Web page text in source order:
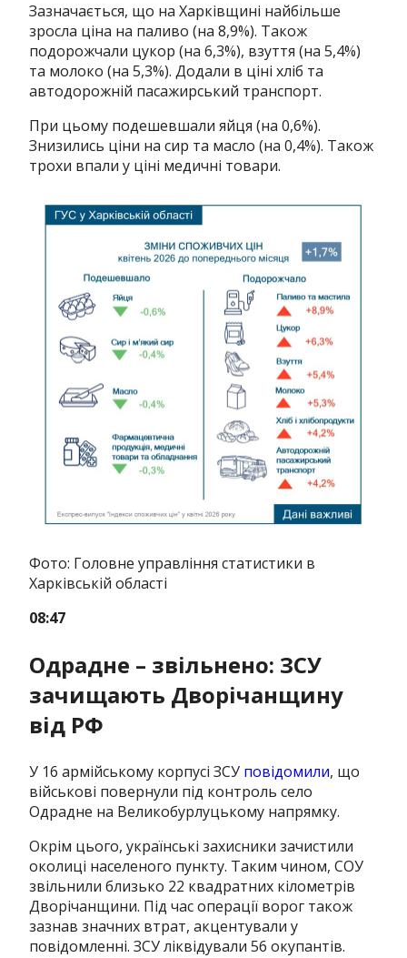
Зазначається, що на Харківщині найбільше
зросла ціна на паливо (на 8,9%). Також
подорожчали цукор (на 6,3%), взуття (на 5,4%)
та молоко (на 5,3%). Додали в ціні хліб та
автодорожній пасажирський транспорт.
При цьому подешевшали яйця (на 0,6%).
Знизились ціни на сир та масло (на 0,4%). Також
трохи впали у ціні медичні товари.
Фото: Головне управління статистики в
Харківській області
08:47
Одрадне – звільнено: ЗСУ
зачищають Дворічанщину
від РФ
У 16 армійському корпусі ЗСУ повідомили, що
військові повернули під контроль село
Одрадне на Великобурлуцькому напрямку.
Окрім цього, українські захисники зачистили
околиці населеного пункту. Таким чином, СОУ
звільнили близько 22 квадратних кілометрів
Дворічанщини. Під час операції ворог також
зазнав значних втрат, акцентували у
повідомленні. ЗСУ ліквідували 56 окупантів.